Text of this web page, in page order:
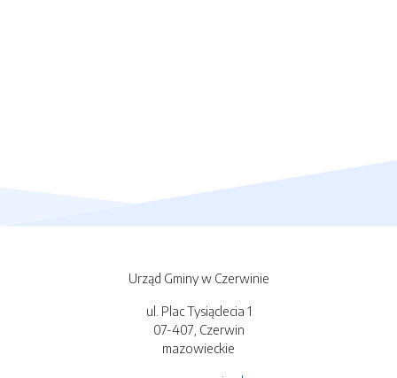
Urząd Gminy w Czerwinie
ul. Plac Tysiąclecia 1
07-407, Czerwin
mazowieckie